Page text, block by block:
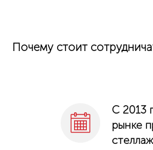
Почему стоит
С 2013
рынке